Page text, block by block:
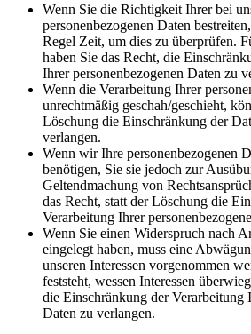
Wenn Sie die Richtigkeit Ihrer bei
personenbezogenen Daten
Regel Zeit, um dies zu überprüfen.
haben Sie das Recht, die
Ihrer personenbezogenen Daten zu
Wenn die Verarbeitung Ihrer
unrechtmäßig geschah/geschieht,
Löschung die Einschränkung der
verlangen.
Wenn wir Ihre personenbezogenen
benötigen, Sie sie jedoch zur
Geltendmachung von
das Recht, statt der Löschung die
Verarbeitung Ihrer
Wenn Sie einen Widerspruch nach
eingelegt haben, muss eine
unseren Interessen vorgenommen
feststeht, wessen Interessen
die Einschränkung der Verarbeitung
Daten zu verlangen.